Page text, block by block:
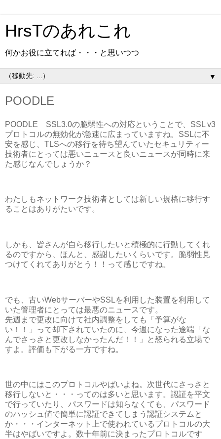
HrsTのあれこれ
何かお役に立てれば・・・と思いつつ
▼
POODLE
POODLE SSL3.0の脆弱性への対応ということで、SSL v3
プロトコルの無効化が急速に広まっていますね。SSLに不
安を感じ、TLSへの移行を待ち望んていたセキュリティー
技術者にとっては悪いニュースと良いニュースが同時に来
た感じなんでしょうか？
わたしもネットワーク技術者としては新しい規格に移行す
ることはありがたいです。
しかも、皆さんが自ら移行したいと積極的に行動してくれ
るのですから、ほんと、感謝したいくらいです。脆弱性見
つけてくれてありがとう！！って感じですね。
でも、古いWebサーバーやSSLを利用した装置を利用して
いた管理者にとっては最悪のニュースです。
先週まで更改に向けて社内調整をしても「予算がな
い！！」って却下されていたのに、今週になった途端「な
んでさっさと更改しなかったんだ！！」と怒られる立場で
すよ。評価も下がる一方ですね。
世の中にはこのプロトコルやばいよね。次世代にさっさと
移行しないと・・・ってのは多いと思います。認証を平文
で行っていたり、パスワードは知らなくても、パスワード
のハッシュ値で簡単に認証できてしまう認証システムと
か・・・インターネット上で使われているプロトコルの大
半はやばいですよ。数十年前に決まったプロトコルです